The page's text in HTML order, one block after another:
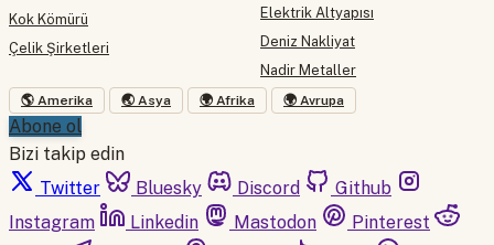
Kok Kömürü
Çelik Şirketleri
Elektrik Altyapısı
Deniz Nakliyat
Nadir Metaller
🌎 Amerika 🌏 Asya 🌍 Afrika 🌍 Avrupa
Abone ol
Bizi takip edin
Twitter
Bluesky Discord
Github
Instagram
Linkedin Mastodon
Pinterest